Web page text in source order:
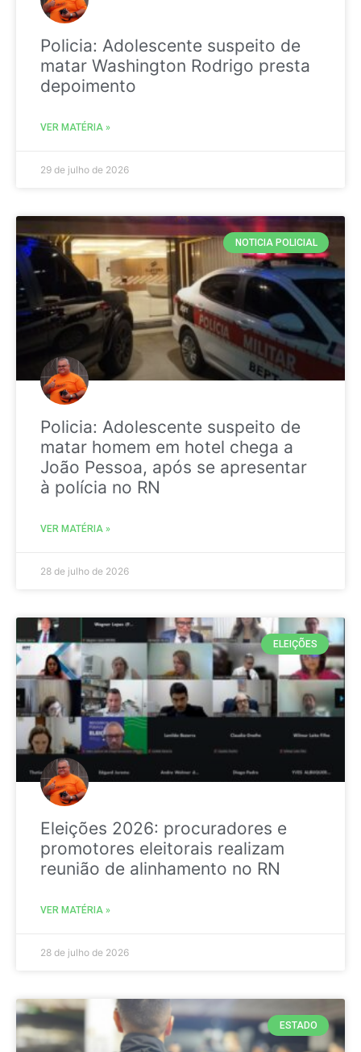
Policia: Adolescente suspeito de
matar Washington Rodrigo presta
depoimento
VER MATÉRIA »
29 de julho de 2026
NOTICIA POLICIAL
Policia: Adolescente suspeito de
matar homem em hotel chega a
João Pessoa, após se apresentar
à polícia no RN
VER MATÉRIA »
28 de julho de 2026
ELEIÇÕES
Eleições 2026: procuradores e
promotores eleitorais realizam
reunião de alinhamento no RN
VER MATÉRIA »
28 de julho de 2026
ESTADO